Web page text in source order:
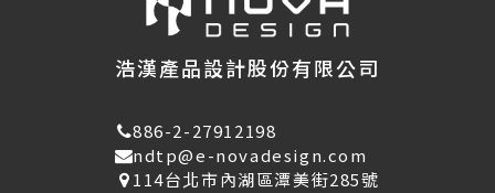
浩漢產品設計股份有限公司
886-2-27912198
ndtp@e-novadesign.com
114台北市內湖區潭美街285號